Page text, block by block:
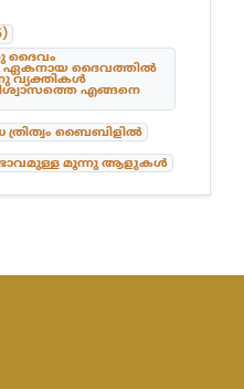
ദൈവം
ഏകനായ ദൈവത്തിൽ
വ്യക്തികൾ
എങ്ങനെ
ത്രിത്വം ബൈബിളിൽ
മൂന്നു ആളുകൾ